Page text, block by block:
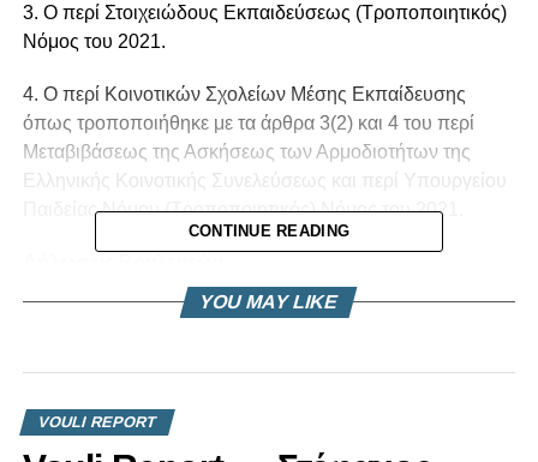
3. Ο περί Στοιχειώδους Εκπαιδεύσεως (Τροποποιητικός)
Νόμος του 2021.
4. Ο περί Κοινοτικών Σχολείων Μέσης Εκπαίδευσης
όπως τροποποιήθηκε με τα άρθρα 3(2) και 4 του περί
Μεταβιβάσεως της Ασκήσεως των Αρμοδιοτήτων της
Ελληνικής Κοινοτικής Συνελεύσεως και περί Υπουργείου
Παιδείας Νόμου (Τροποποιητικός) Νόμος του 2021.
Δρ. Αθηνά Μιχαηλίδου – Υπουργός Παιδείας
CONTINUE READING
YOU MAY LIKE
VOULI REPORT